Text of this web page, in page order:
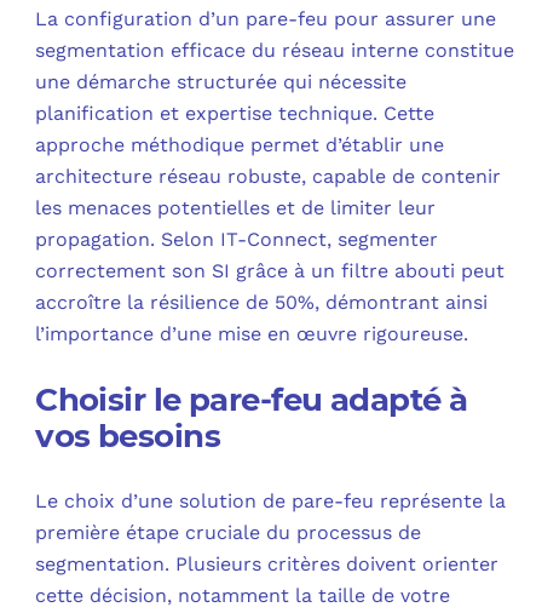
La configuration d’un pare-feu pour assurer une
segmentation efficace du réseau interne constitue
une démarche structurée qui nécessite
planification et expertise technique. Cette
approche méthodique permet d’établir une
architecture réseau robuste, capable de contenir
les menaces potentielles et de limiter leur
propagation. Selon IT-Connect, segmenter
correctement son SI grâce à un filtre abouti peut
accroître la résilience de 50%, démontrant ainsi
l’importance d’une mise en œuvre rigoureuse.
Choisir le pare-feu adapté à
vos besoins
Le choix d’une solution de pare-feu représente la
première étape cruciale du processus de
segmentation. Plusieurs critères doivent orienter
cette décision, notamment la taille de votre